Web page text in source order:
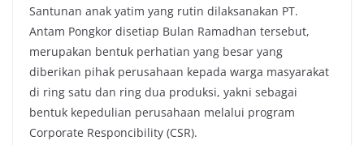
Santunan anak yatim yang rutin dilaksanakan PT.
Antam Pongkor disetiap Bulan Ramadhan tersebut,
merupakan bentuk perhatian yang besar yang
diberikan pihak perusahaan kepada warga masyarakat
di ring satu dan ring dua produksi, yakni sebagai
bentuk kepedulian perusahaan melalui program
Corporate Responcibility (CSR).